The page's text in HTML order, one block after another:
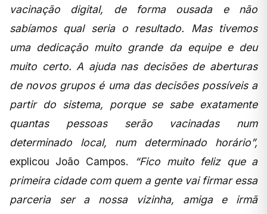
vacinação digital, de forma ousada e não
sabíamos qual seria o resultado. Mas tivemos
uma dedicação muito grande da equipe e deu
muito certo. A ajuda nas decisões de aberturas
de novos grupos é uma das decisões possíveis a
partir do sistema, porque se sabe exatamente
quantas pessoas serão vacinadas num
determinado local, num determinado horário”,
explicou João Campos.
“Fico muito feliz que a
primeira cidade com quem a gente vai firmar essa
parceria ser a nossa vizinha, amiga e irmã